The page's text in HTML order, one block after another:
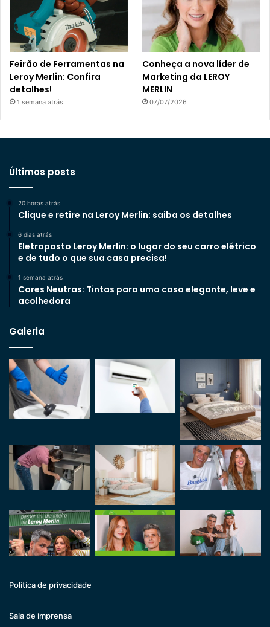
Feirão de Ferramentas na
Leroy Merlin: Confira
detalhes!
1 semana atrás
Conheça a nova líder de
Marketing da LEROY
MERLIN
07/07/2026
Últimos posts
20 horas atrás
Clique e retire na Leroy Merlin: saiba os detalhes
6 dias atrás
Eletroposto Leroy Merlin: o lugar do seu carro elétrico
e de tudo o que sua casa precisa!
1 semana atrás
Cores Neutras: Tintas para uma casa elegante, leve e
acolhedora
Galeria
Politica de privacidade
Sala de imprensa